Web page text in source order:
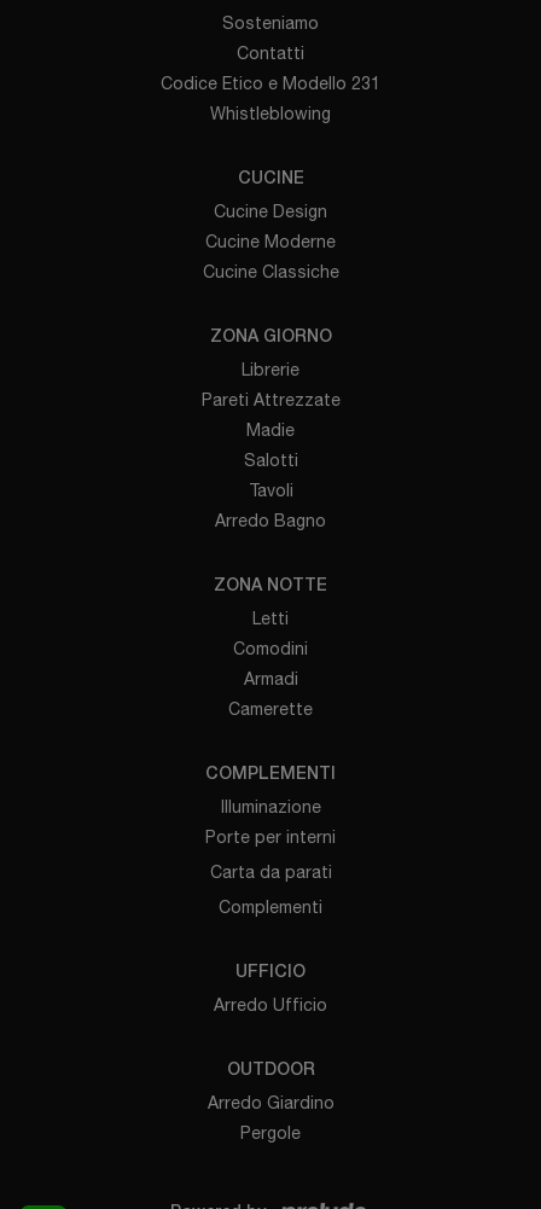
Sosteniamo
Contatti
Codice Etico e Modello 231
Whistleblowing
CUCINE
Cucine Design
Cucine Moderne
Cucine Classiche
ZONA GIORNO
Librerie
Pareti Attrezzate
Madie
Salotti
Tavoli
Arredo Bagno
ZONA NOTTE
Letti
Comodini
Armadi
Camerette
COMPLEMENTI
Illuminazione
Porte per interni
Carta da parati
Complementi
UFFICIO
Arredo Ufficio
OUTDOOR
Arredo Giardino
Pergole